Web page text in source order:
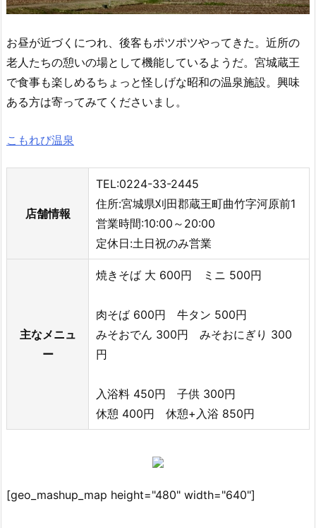
お昼が近づくにつれ、後客もポツポツやってきた。近所の
老人たちの憩いの場として機能しているようだ。宮城蔵王
で食事も楽しめるちょっと怪しげな昭和の温泉施設。興味
ある方は寄ってみてくださいまし。
こもれび温泉
店舗情報
TEL:0224-33-2445
住所:宮城県刈田郡蔵王町曲竹字河原前1
営業時間:10:00～20:00
定休日:土日祝のみ営業
主なメニュ
ー
焼きそば 大 600円 ミニ 500円
肉そば 600円 牛タン 500円
みそおでん 300円 みそおにぎり 300
円
入浴料 450円 子供 300円
休憩 400円 休憩+入浴 850円
[geo_mashup_map height="480" width="640"]